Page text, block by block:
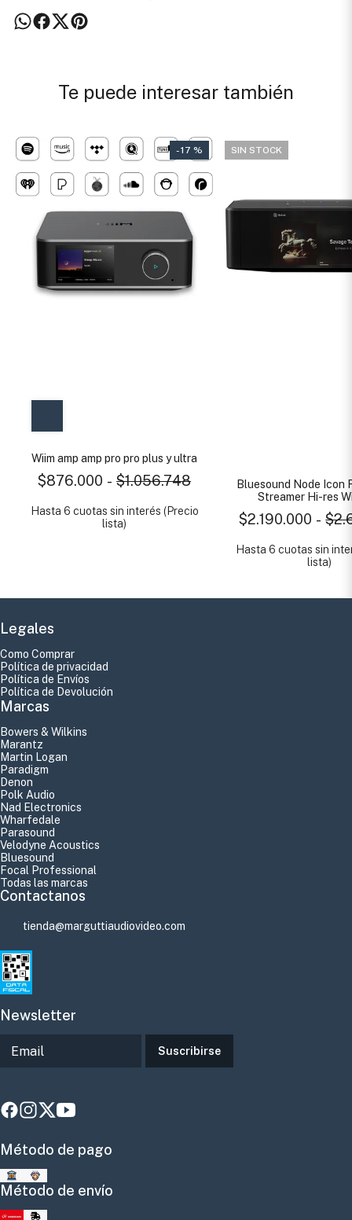
Te puede interesar también
- 17 %
Wiim amp amp pro pro plus y ultra
$876.000 - $1.056.748
Hasta 6 cuotas sin interés (Precio
lista)
SIN STOCK
Bluesound Node Icon
Streamer Hi-res
$2.190.000 -
Hasta 6 cuotas sin
lista)
Legales
Como Comprar
Política de privacidad
Política de Envíos
Política de Devolución
Marcas
Bowers & Wilkins
Marantz
Martin Logan
Paradigm
Denon
Polk Audio
Nad Electronics
Wharfedale
Parasound
Velodyne Acoustics
Bluesound
Focal Professional
Todas las marcas
Contactanos
tienda@marguttiaudiovideo.com
Newsletter
Suscribirse
Método de pago
Método de envío